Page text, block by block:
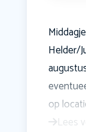
Helder/
op
Lees